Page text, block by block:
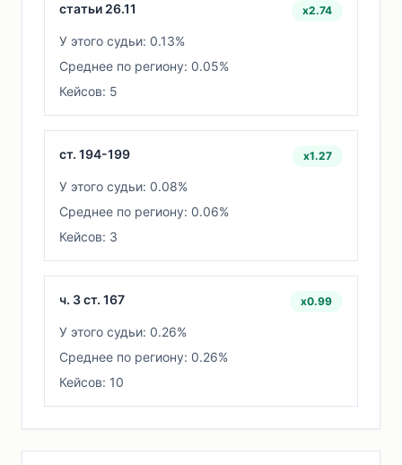
статьи 26.11 x2.74
У этого судьи: 0.13%
Среднее по региону: 0.05%
Кейсов: 5
ст. 194-199 x1.27
У этого судьи: 0.08%
Среднее по региону: 0.06%
Кейсов: 3
ч. 3 ст. 167 x0.99
У этого судьи: 0.26%
Среднее по региону: 0.26%
Кейсов: 10